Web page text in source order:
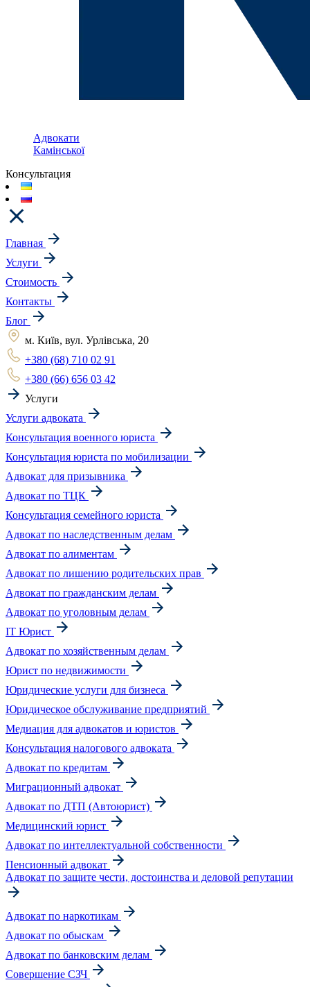
Адвокати
Камінської
Консультация
Главная
Услуги
Стоимость
Контакты
Блог
м. Київ, вул. Урлівська, 20
+380 (68) 710 02 91
+380 (66) 656 03 42
Услуги
Услуги адвоката
Консультация военного юриста
Консультация юриста по мобилизации
Адвокат для призывника
Адвокат по ТЦК
Консультация семейного юриста
Адвокат по наследственным делам
Адвокат по алиментам
Адвокат по лишению родительских прав
Адвокат по гражданским делам
Адвокат по уголовным делам
IT Юрист
Адвокат по хозяйственным делам
Юрист по недвижимости
Юридические услуги для бизнеса
Юридическое обслуживание предприятий
Медиация для адвокатов и юристов
Консультация налогового адвоката
Адвокат по кредитам
Миграционный адвокат
Адвокат по ДТП (Автоюрист)
Медицинский юрист
Адвокат по интеллектуальной собственности
Пенсионный адвокат
Адвокат по защите чести, достоинства и деловой репутации
Адвокат по наркотикам
Адвокат по обыскам
Адвокат по банковским делам
Совершение СЗЧ